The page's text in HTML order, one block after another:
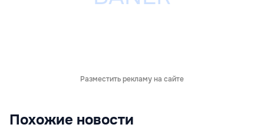
Разместить рекламу на сайте
Похожие новости